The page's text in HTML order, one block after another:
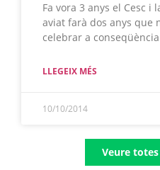
Fa vora 3 anys el Cesc i
aviat farà dos anys que
celebrar a
LLEGEIX MÉS
10/10/2014
Veure